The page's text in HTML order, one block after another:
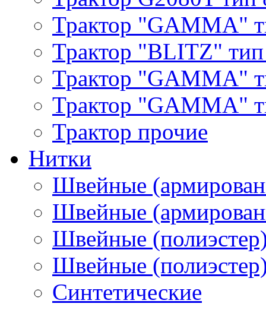
Трактор "GAMMA"
Трактор "BLITZ"
Трактор "GAMMA"
Трактор "GAMMA"
Трактор прочие
Нитки
Швейные
Швейные
Швейные
Швейные
Синтетические